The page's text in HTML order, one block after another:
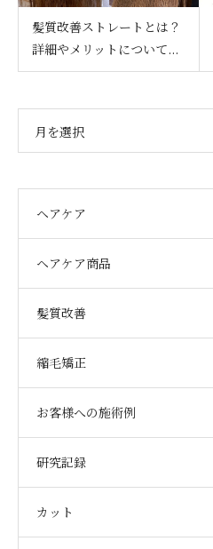
髪質改善ストレートとは？
詳細やメリットについて...
月を選択
ヘアケア
ヘアケア商品
髪質改善
縮毛矯正
お客様への施術例
研究記録
カット